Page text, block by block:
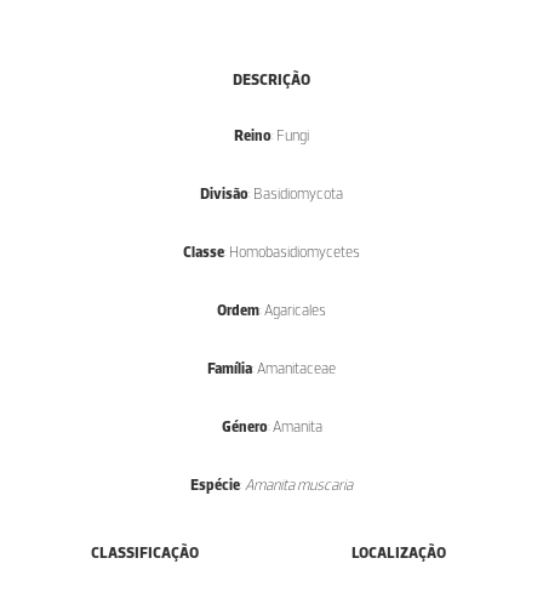
DESCRIÇÃO
Reino: Fungi
Divisão: Basidiomycota
Classe: Homobasidiomycetes
Ordem: Agaricales
Família: Amanitaceae
Género: Amanita
Espécie: Amanita muscaria
CLASSIFICAÇÃO LOCALIZAÇÃO